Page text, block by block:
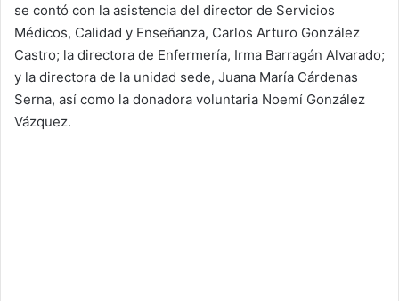
se contó con la asistencia del director de Servicios
Médicos, Calidad y Enseñanza, Carlos Arturo González
Castro; la directora de Enfermería, Irma Barragán Alvarado;
y la directora de la unidad sede, Juana María Cárdenas
Serna, así como la donadora voluntaria Noemí González
Vázquez.